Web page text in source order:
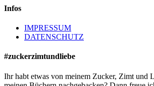
Infos
IMPRESSUM
DATENSCHUTZ
#zuckerzimtundliebe
Ihr habt etwas von meinem Zucker, Zimt und